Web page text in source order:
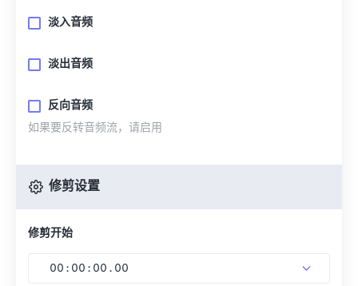
淡入音频
淡出音频
反向音频
如果要反转音频流，请启用
修剪设置
修剪开始
00 : 00 : 00 . 00